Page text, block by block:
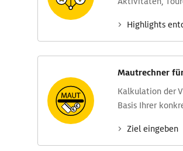
Highlights
Mautrechner
Kalkulation der
Basis Ihrer
Ziel eingeben